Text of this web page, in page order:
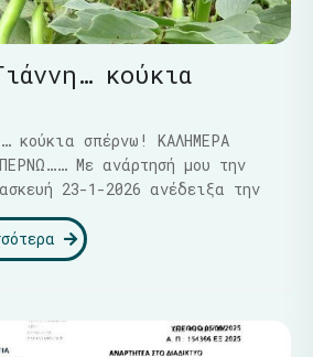
κούκια
κούκια σπέρνω! ΚΑΛΗΜΕΡΑ
Με ανάρτησή μου την
23-1-2026 ανέδειξα την